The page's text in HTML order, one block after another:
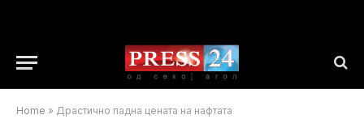
Home » Драстично падна цената на нафтата